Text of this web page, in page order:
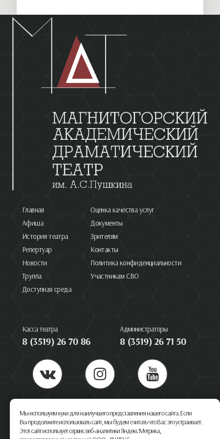
Главная
Афиша
История театра
Репертуар
Новости
Труппа
Доступная среда
Оценка качества услуг
Документы
Зрителям
Контакты
Политика конфиденциальности
Участникам СВО
Касса театра
8 (3519) 26 70 86
Администраторы
8 (3519) 26 71 50
Режим работы кассы:пн-вс с 9:00
до 18:40
обед с 13:00 до 14:00
Мы используем куки для наилучшего представления нашего сайта. Если
Вы продолжите использовать сайт, мы будем считать что Вас это устраивает.
Этот сайт использует сервис веб-аналитики Яндекс Метрика,